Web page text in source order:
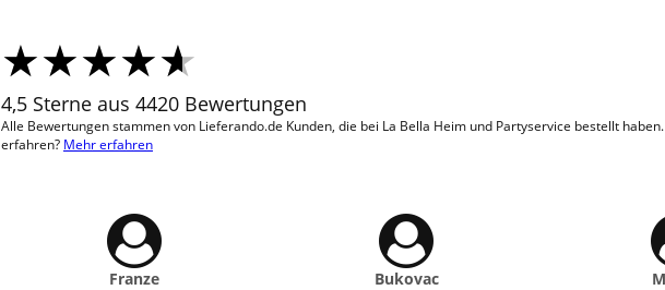
4,5 Sterne aus 4420 Bewertungen
Alle Bewertungen stammen von Lieferando.de Kunden, die bei La Bella Heim und Partyservice bestellt
erfahren? Mehr erfahren
Franze Bukovac